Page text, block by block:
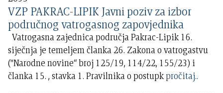
VZP PAKRAC-LIPIK Javni poziv za izbor
područnog vatrogasnog zapovjednika
Vatrogasna zajednica područja Pakrac-Lipik 16.
siječnja je temeljem članka 26. Zakona o vatrogastvu
("Narodne novine“ broj 125/19, 114/22, 155/23) i
članka 15. , stavka 1. Pravilnika o postupkpročitaj..